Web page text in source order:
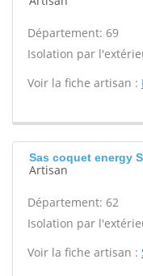
Département: 69
Isolation par
Voir la fiche artisan :
Sas coquet energy
Artisan
Département: 62
Isolation par
Voir la fiche artisan :